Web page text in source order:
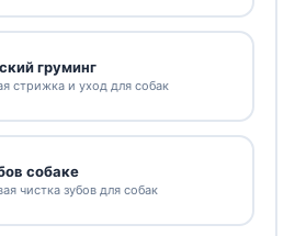
груминг
стрижка и уход для собак
собаке
чистка зубов для собак